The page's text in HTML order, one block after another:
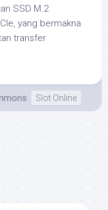
SSD M.2
yang bermakna
transfer
Slot Online